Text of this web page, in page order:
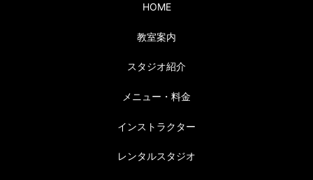
HOME
教室案内
スタジオ紹介
メニュー・料金
インストラクター
レンタルスタジオ